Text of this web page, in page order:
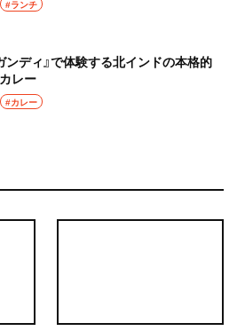
#ランチ
ンディ』で体験する北インドの本格的
レー
#カレー